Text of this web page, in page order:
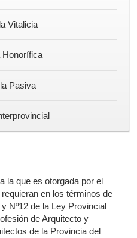
Vitalicia
Honorífica
Pasiva
la que es otorgada por el
en los términos de
Nº12 de la Ley Provincial
de Arquitecto y
de la Provincia del